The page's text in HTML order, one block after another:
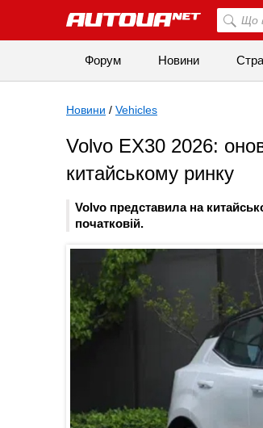
Форум Новини
Новини / Vehicles
Volvo EX30 2026:
китайському ринку
Volvo представила на
початковій.